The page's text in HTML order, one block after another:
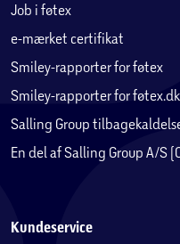
Job i føtex
e-mærket certifikat
Smiley-rapporter for føtex
Smiley-rapporter for føtex.dk
Salling Group
En del af Salling Group A/S
Kundeservice